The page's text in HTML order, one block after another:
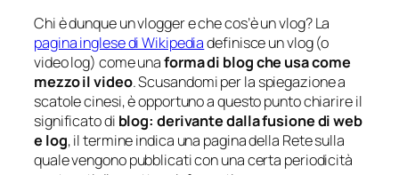
Chi è dunque unvloggere che cos’è unvlog? La
pagina inglese di Wikipediadefinisce unvlog(o
video log) come unaforma di blogche usa come
mezzo il video. Scusandomi per la spiegazione a
scatole cinesi, è opportuno a questo punto chiarire il
significato di blog: derivante dalla fusione diweb
e log, il termine indica una pagina della Rete sulla
quale vengono pubblicati con una certa periodicità